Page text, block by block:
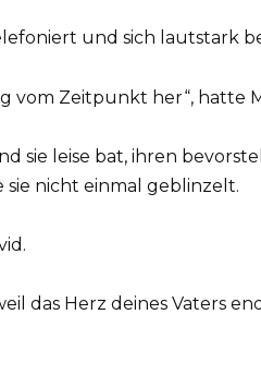
und sich lautstark
vom Zeitpunkt her“, hatte
sie leise bat, ihren
sie nicht einmal geblinzelt.
das Herz deines Vaters